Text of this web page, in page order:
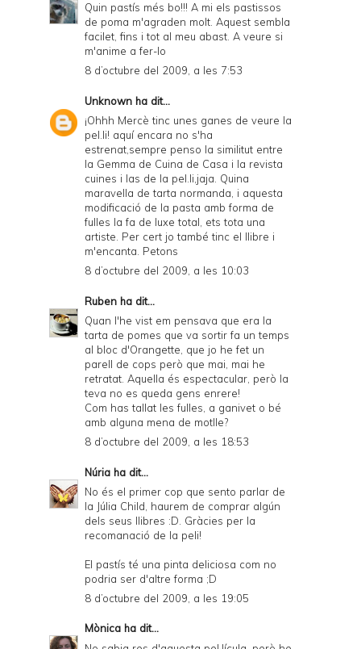
Quin pastís més bo!!! A mi els pastissos
de poma m'agraden molt. Aquest sembla
facilet, fins i tot al meu abast. A veure si
m'anime a fer-lo
8 d’octubre del 2009, a les 7:53
Unknown ha dit...
¡Ohhh Mercè tinc unes ganes de veure la
pel.li! aquí encara no s'ha
estrenat,sempre penso la similitut entre
la Gemma de Cuina de Casa i la revista
cuines i las de la pel.li,jaja. Quina
maravella de tarta normanda, i aquesta
modificació de la pasta amb forma de
fulles la fa de luxe total, ets tota una
artiste. Per cert jo també tinc el llibre i
m'encanta. Petons
8 d’octubre del 2009, a les 10:03
Ruben ha dit...
Quan l'he vist em pensava que era la
tarta de pomes que va sortir fa un temps
al bloc d'Orangette , que jo he fet un
parell de cops però que mai, mai he
retratat. Aquella és espectacular, però la
teva no es queda gens enrere!
Com has tallat les fulles, a ganivet o bé
amb alguna mena de motlle?
8 d’octubre del 2009, a les 18:53
Núria ha dit...
No és el primer cop que sento parlar de
la Júlia Child, haurem de comprar algún
dels seus llibres :D. Gràcies per la
recomanació de la peli!
El pastís té una pinta deliciosa com no
podria ser d'altre forma ;D
8 d’octubre del 2009, a les 19:05
Mònica ha dit...